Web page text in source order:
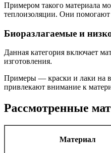
Примером такого материала
теплоизоляции. Они помогают
Биоразлагаемые и
Данная категория включает
изготовления.
Примеры — краски и лаки на
привлекают внимание к
Рассмотренные
Материал